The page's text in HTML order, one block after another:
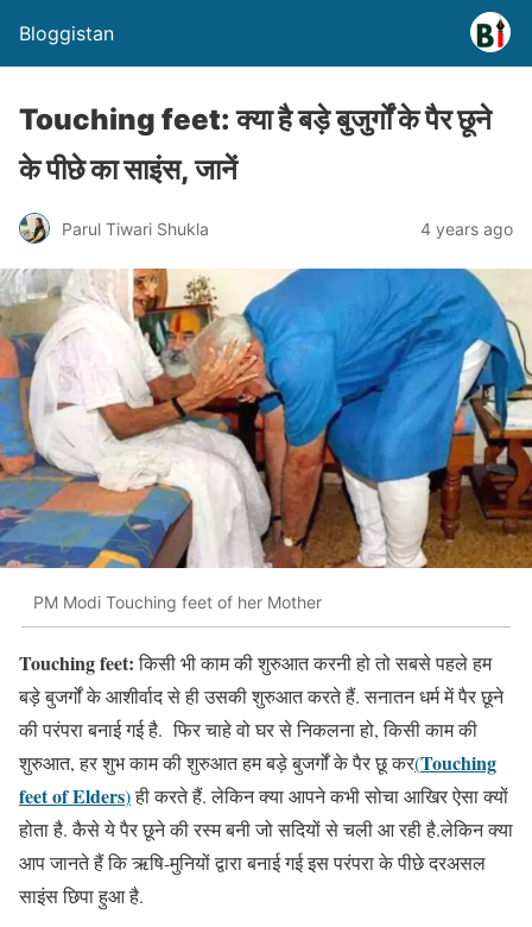
Bloggistan
Touching feet: क्या है बड़े बुजुर्गों के पैर छूने
के पीछे का साइंस, जानें
Parul Tiwari Shukla 4 years ago
PM Modi Touching feet of her Mother
Touching feet:किसी भी काम की शुरुआत करनी हो तो सबसे पहले हम
बड़े बुजर्गों के आशीर्वाद से ही उसकी शुरुआत करते हैं. सनातन धर्म में पैर छूने
की परंपरा बनाई गई है. फिर चाहे वो घर से निकलना हो, किसी काम की
शुरुआत, हर शुभ काम की शुरुआत हम बड़े बुजर्गों के पैर छू कर(Touching
feet of Elders)ही करते हैं. लेकिन क्या आपने कभी सोचा आखिर ऐसा क्यों
होता है. कैसे ये पैर छूने की रस्म बनी जो सदियों से चली आ रही है.लेकिन क्या
आप जानते हैं कि ऋषि-मुनियों द्वारा बनाई गई इस परंपरा के पीछे दरअसल
साइंस छिपा हुआ है.